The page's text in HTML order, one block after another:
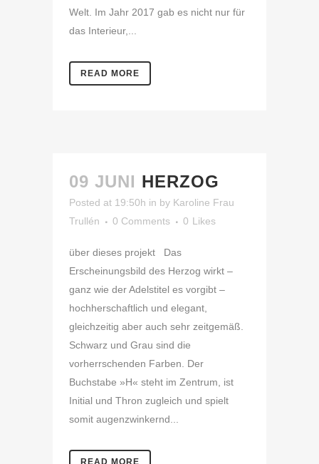
Welt. Im Jahr 2017 gab es nicht nur für
das Interieur,...
READ MORE
09 JUNI HERZOG
Posted at 19:50h in by Karoline Frau
Trullén
0 Comments 0 Likes
über dieses projekt Das
Erscheinungsbild des Herzog wirkt –
ganz wie der Adelstitel es vorgibt –
hochherschaftlich und elegant,
gleichzeitig aber auch sehr zeitgemäß.
Schwarz und Grau sind die
vorherrschenden Farben. Der
Buchstabe »H« steht im Zentrum, ist
Initial und Thron zugleich und spielt
somit augenzwinkernd...
READ MORE